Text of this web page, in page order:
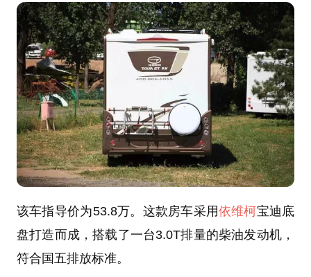
该车指导价为53.8万。这款房车采用依维柯宝迪底
盘打造而成，搭载了一台3.0T排量的柴油发动机，
符合国五排放标准。